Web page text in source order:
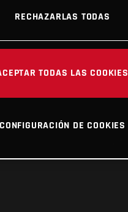
RECHAZARLAS TODAS
TODAS LAS COOKIES
CONFIGURACIÓN DE COOKIES